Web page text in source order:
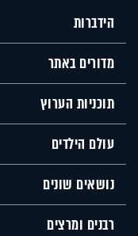
הידברות
מדורים באתר
תוכניות הערוץ
עולם הילדים
נושאים שונים
רבנים ומרצים